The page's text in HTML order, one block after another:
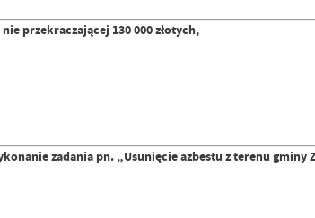
przekraczającej 130 000 złotych,
zadania pn. „Usunięcie azbestu z terenu gminy